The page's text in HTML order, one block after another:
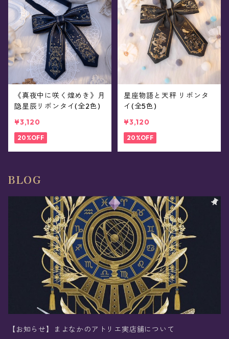
《真夜中に咲く煌めき》月
隐星辰リボンタイ(全2色)
¥3,120
20%OFF
星座物語と天秤 リボンタ
イ(全5色)
¥3,120
20%OFF
BLOG
【お知らせ】まよなかのアトリエ実店舗について